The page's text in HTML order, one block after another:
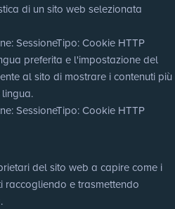
di un sito web selezionata
: SessioneTipo: Cookie HTTP
preferita e l'impostazione del
al sito di mostrare i contenuti più
: SessioneTipo: Cookie HTTP
del sito web a capire come i
raccogliendo e trasmettendo